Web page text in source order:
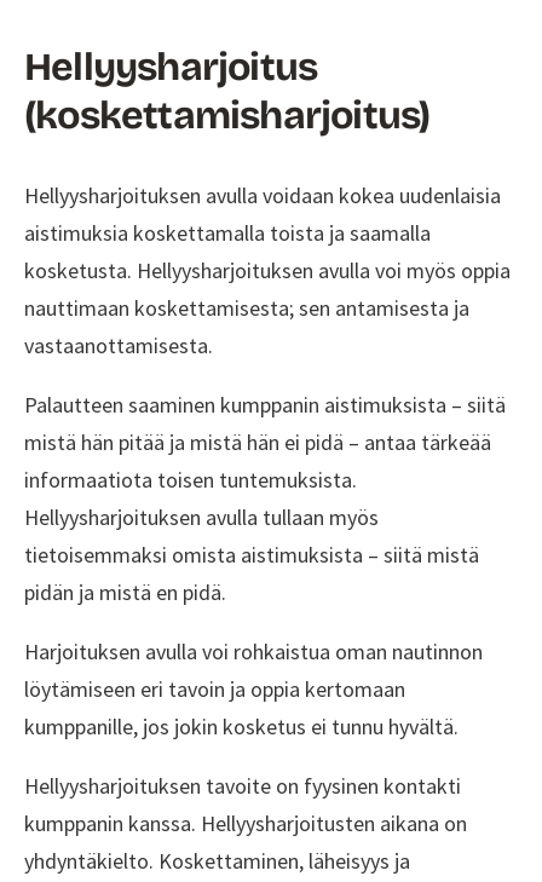
Hellyysharjoitus
(koskettamisharjoitus)
Hellyysharjoituksen avulla voidaan kokea uudenlaisia
aistimuksia koskettamalla toista ja saamalla
kosketusta. Hellyysharjoituksen avulla voi myös oppia
nauttimaan koskettamisesta; sen antamisesta ja
vastaanottamisesta.
Palautteen saaminen kumppanin aistimuksista – siitä
mistä hän pitää ja mistä hän ei pidä – antaa tärkeää
informaatiota toisen tuntemuksista.
Hellyysharjoituksen avulla tullaan myös
tietoisemmaksi omista aistimuksista – siitä mistä
pidän ja mistä en pidä.
Harjoituksen avulla voi rohkaistua oman nautinnon
löytämiseen eri tavoin ja oppia kertomaan
kumppanille, jos jokin kosketus ei tunnu hyvältä.
Hellyysharjoituksen tavoite on fyysinen kontakti
kumppanin kanssa. Hellyysharjoitusten aikana on
yhdyntäkielto. Koskettaminen, läheisyys ja